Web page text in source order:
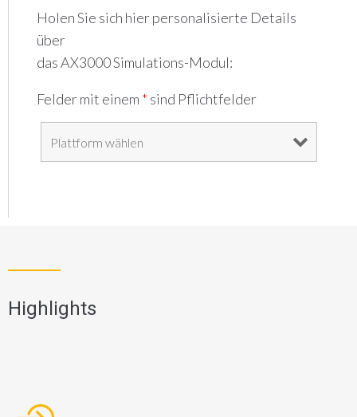
Holen Sie sich hier personalisierte Details
über
das AX3000 Simulations-Modul:
Felder mit einem * sind Pflichtfelder
Highlights